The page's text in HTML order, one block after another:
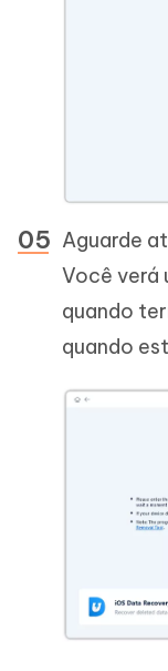
Aguarde
Você verá
quando
quando